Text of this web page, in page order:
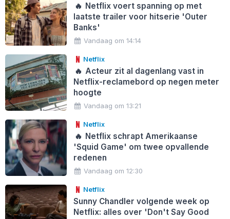
🔥 Netflix voert spanning op met
laatste trailer voor hitserie 'Outer
Banks'
Vandaag om 14:14
Netflix
🔥 Acteur zit al dagenlang vast in
Netflix-reclamebord op negen meter
hoogte
Vandaag om 13:21
Netflix
🔥 Netflix schrapt Amerikaanse
'Squid Game' om twee opvallende
redenen
Vandaag om 12:30
Netflix
Sunny Chandler volgende week op
Netflix: alles over 'Don't Say Good